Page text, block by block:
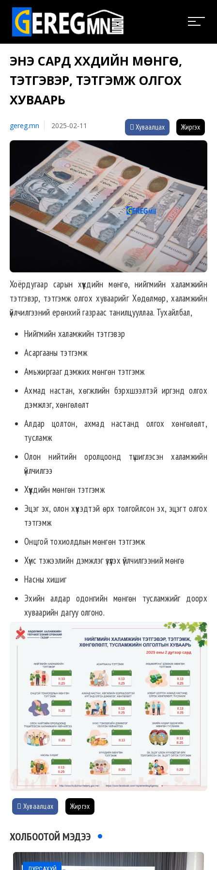
ЭНЭ САРД ХҮҮХДИЙН МӨНГӨ,
ТЭТГЭВЭР, ТЭТГЭМЖ ОЛГОХ
ХУВААРЬ
gereg.mn 2025-02-11 Хуваалцах Жиргэх
Хоёрдугаар сарын хүүхдийн мөнгө, нийгмийн халамжийн
тэтгэвэр, тэтгэмж олгох хуваарийг Хөдөлмөр, халамжийн
үйлчилгээний ерөнхий газраас танилцууллаа. Тухайлбал,
Нийгмийн халамжийн тэтгэвэр
Асаргааны тэтгэмж
Амьжиргааг дэмжих мөнгөн тэтгэмж
Ахмад настан, хөгжлийн бэрхшээлтэй иргэнд олгох
дэмжлэг, хөнгөлөлт
Алдар цолтон, ахмад настанд олгох хөнгөлөлт,
тусламж
Олон нийтийн оролцоонд түшиглэсэн халамжийн
үйлчилгээ
Хүүхдийн мөнгөн тэтгэмж
Эцэг эх, олон хүүхэдтэй өрх толгойлсон эх, эцэгт олгох
тэтгэмж
Онцгой тохиолдлын мөнгөн тэтгэмж
Хүнс тэжээлийн дэмжлэг үзүүлэх үйлчилгээний мөнгө
Насны хишиг
Эхийн алдар одонгийн мөнгөн тусламжийг доорх
хуваарийн дагуу олгоно.
Хуваалцах Жиргэх
ХОЛБООТОЙ МЭДЭЭ